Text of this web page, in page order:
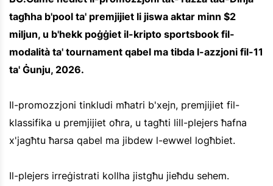
tagħha b'pool ta' premjijiet li jiswa aktar minn $2
miljun, u b'hekk poġġiet il-kripto sportsbook fil-
modalità ta' tournament qabel ma tibda l-azzjoni fil-11
ta' Ġunju, 2026.
Il-promozzjoni tinkludi mħatri b'xejn, premjijiet fil-
klassifika u premjijiet oħra, u tagħti lill-plejers ħafna
x'jagħtu ħarsa qabel ma jibdew l-ewwel logħbiet.
Il-plejers irreġistrati kollha jistgħu jieħdu sehem.